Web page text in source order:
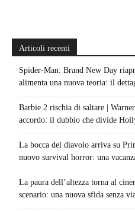
Articoli recenti
Spider-Man: Brand New Day
alimenta una nuova teoria: il
Barbie 2 rischia di saltare |
accordo: il dubbio che divide
La bocca del diavolo arriva su
nuovo survival horror: una
La paura dell’altezza torna al
scenario: una nuova sfida senza